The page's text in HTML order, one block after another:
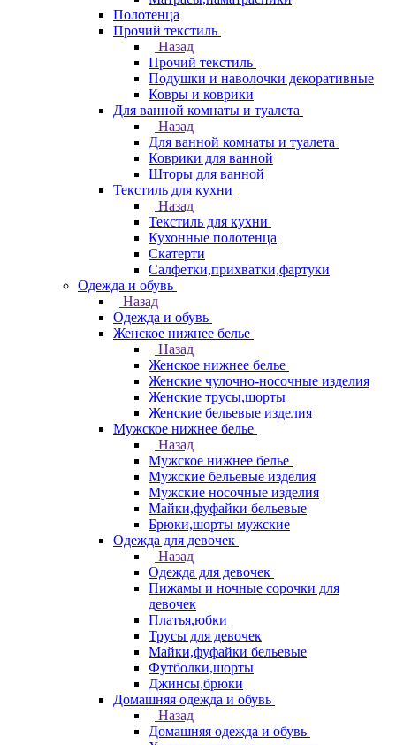
Полотенца
Прочий текстиль
Назад
Прочий текстиль
Подушки и наволочки декоративные
Ковры и коврики
Для ванной комнаты и туалета
Назад
Для ванной комнаты и туалета
Коврики для ванной
Шторы для ванной
Текстиль для кухни
Назад
Текстиль для кухни
Кухонные полотенца
Скатерти
Салфетки,прихватки,фартуки
Одежда и обувь
Назад
Одежда и обувь
Женское нижнее белье
Назад
Женское нижнее белье
Женские чулочно-носочные изделия
Женские трусы,шорты
Женские бельевые изделия
Мужское нижнее белье
Назад
Мужское нижнее белье
Мужские бельевые изделия
Мужские носочные изделия
Майки,фуфайки бельевые
Брюки,шорты мужские
Одежда для девочек
Назад
Одежда для девочек
Пижамы и ночные сорочки для
девочек
Платья,юбки
Трусы для девочек
Майки,фуфайки бельевые
Футболки,шорты
Джинсы,брюки
Домашняя одежда и обувь
Назад
Домашняя одежда и обувь